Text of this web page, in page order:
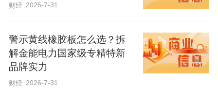
客户都能得到切实可行的保障建议。
此次活动不仅聚焦客户的权益保障，更关
注客户的身心健康，将关怀融入服务的每
一个环节。从专业知识的传递、共性需求
财经 2026-7-31
警示黄线橡胶板怎么选？拆
解金能电力国家级专精特新
品牌实力
财经 2026-7-31